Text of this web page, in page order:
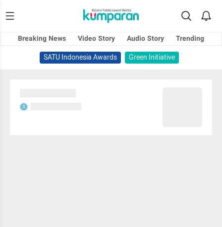
Breaking News Video Story Audio Story
Trending
SATU Indonesia Awards
Green Initiative
S